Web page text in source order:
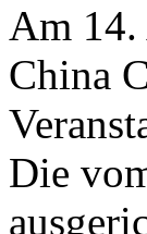
Am 14.
China
Die